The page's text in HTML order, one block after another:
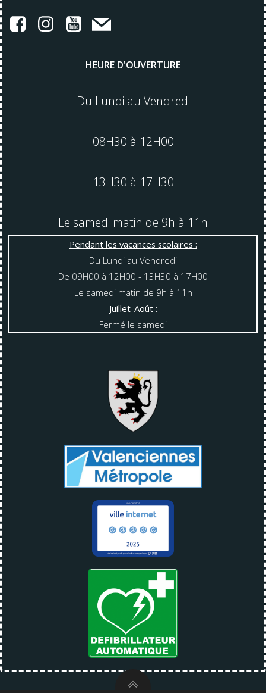
HEURE D'OUVERTURE
Du Lundi au Vendredi
08H30 à 12H00
13H30 à 17H30
Le samedi matin de 9h à 11h
Pendant les vacances scolaires :
Du Lundi au Vendredi
De 09H00 à 12H00 - 13H30 à 17H00
Le samedi matin de 9h à 11h
Juillet-Août :
Fermé le samedi